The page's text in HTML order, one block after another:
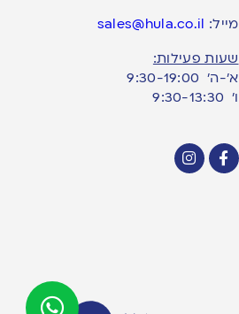
מייל: sales@hula.co.il
שעות פעילות:
א’-ה’ 9:30-19:00
ו׳ 9:30-13:30